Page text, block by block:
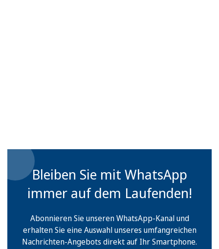
Bleiben Sie mit WhatsApp
immer auf dem Laufenden!
Abonnieren Sie unseren WhatsApp-Kanal und
erhalten Sie eine Auswahl unseres umfangreichen
Nachrichten-Angebots direkt auf Ihr Smartphone.